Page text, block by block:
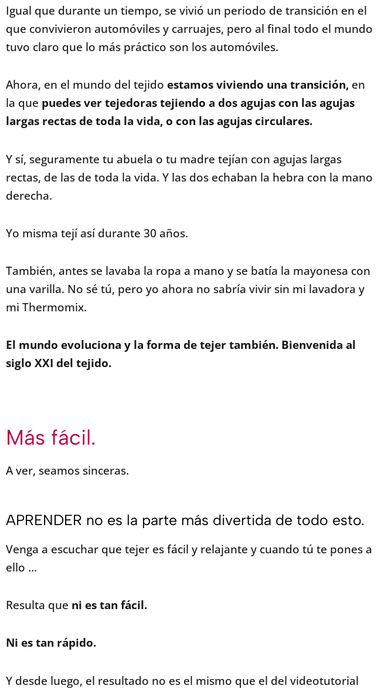
Igual que durante un tiempo, se vivió un periodo de transición en el
que convivieron automóviles y carruajes, pero al final todo el mundo
tuvo claro que lo más práctico son los automóviles.
Ahora, en el mundo del tejido estamos viviendo una transición, en
la que puedes ver tejedoras tejiendo a dos agujas con las agujas
largas rectas de toda la vida, o con las agujas circulares.
Y sí, seguramente tu abuela o tu madre tejían con agujas largas
rectas, de las de toda la vida. Y las dos echaban la hebra con la mano
derecha.
Yo misma tejí así durante 30 años.
También, antes se lavaba la ropa a mano y se batía la mayonesa con
una varilla. No sé tú, pero yo ahora no sabría vivir sin mi lavadora y
mi Thermomix.
El mundo evoluciona y la forma de tejer también. Bienvenida al
siglo XXI del tejido.
Más fácil.
A ver, seamos sinceras.
APRENDER no es la parte más divertida de todo esto.
Venga a escuchar que tejer es fácil y relajante y cuando tú te pones a
ello …
Resulta que ni es tan fácil.
Ni es tan rápido.
Y desde luego, el resultado no es el mismo que el del videotutorial